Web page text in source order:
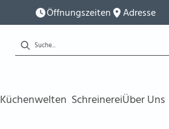
Öffnungszeiten Adresse
Küchenwelten SchreinereiÜber Uns